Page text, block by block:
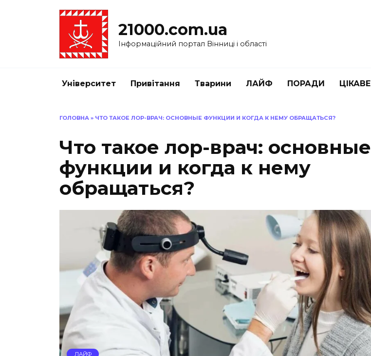
21000.com.ua
Інформаційний портал Вінниці і області
Університет Привітання Тварини ЛАЙФ ПОРАДИ ЦІКАВЕ
ГОЛОВНА » ЧТО ТАКОЕ ЛОР-ВРАЧ: ОСНОВНЫЕ ФУНКЦИИ И КОГДА К НЕМУ ОБРАЩАТЬСЯ?
Что такое лор-врач: основные
функции и когда к нему
обращаться?
ЛАЙФ